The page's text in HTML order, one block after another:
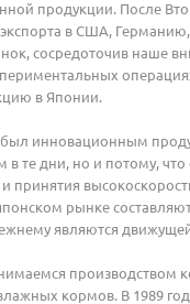
продукции. После
экспорта в США,
сосредоточив наше
в Японии.
был инновационным
в те дни, но и потому,
принятия
рынке
являются
кормов. В 1989